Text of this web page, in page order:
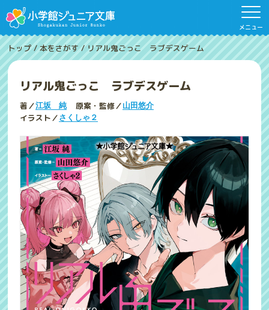
メニュー
トップ /本をさがす /リアル鬼ごっこ ラブデスゲーム
リアル鬼ごっこ ラブデスゲーム
著／江坂 純 原案・監修／ 山田悠介
イラスト／ さくしゃ２